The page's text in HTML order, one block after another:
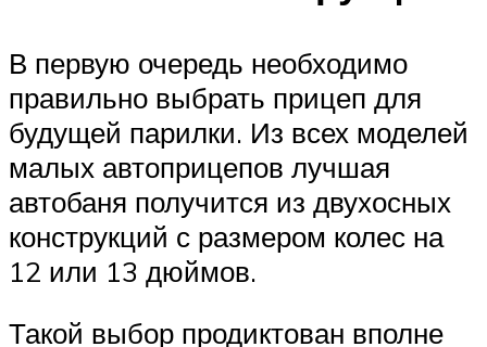
В первую очередь необходимо
правильно выбрать прицеп для
будущей парилки. Из всех моделей
малых автоприцепов лучшая
автобаня получится из двухосных
конструкций с размером колес на
12 или 13 дюймов.
Такой выбор продиктован вполне